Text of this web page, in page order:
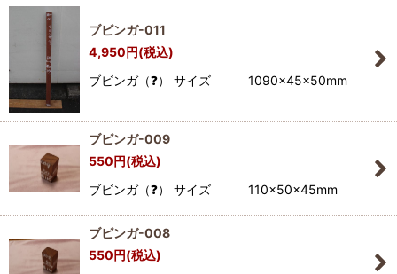
ブビンガ-011
4,950円(税込)
ブビンガ（❓） サイズ 1090×45×50mm
ブビンガ-009
550円(税込)
ブビンガ（❓） サイズ 110×50×45mm
ブビンガ-008
550円(税込)